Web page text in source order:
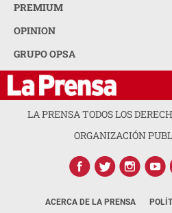
PREMIUM
OPINION
GRUPO OPSA
LA PRENSA TODOS LOS
ORGANIZACIÓN
ACERCA DE LA PRENSA